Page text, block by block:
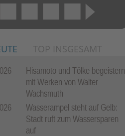
TOP INSGESAMT
Hisamoto und Tölke begeistern
mit Werken von Walter
Wachsmuth
Wasserampel steht auf Gelb:
Stadt ruft zum Wassersparen
auf